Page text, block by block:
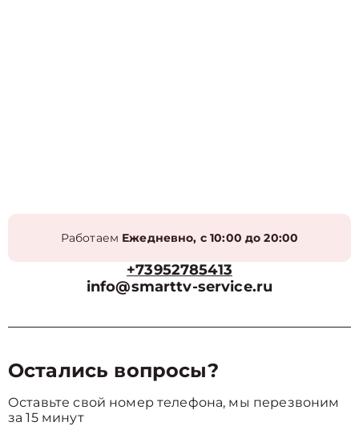
Работаем Ежедневно, с 10:00 до 20:00
+73952785413
info@smarttv-service.ru
Остались вопросы?
Оставьте свой номер телефона, мы перезвоним
за 15 минут